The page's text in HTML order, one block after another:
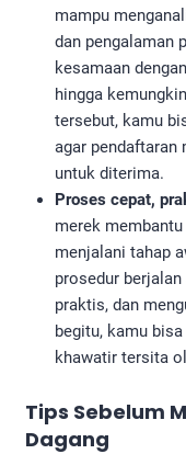
mampu
dan pengalaman
kesamaan
hingga
tersebut, kamu
agar pendaftaran
untuk diterima.
Proses cepat,
merek
menjalani tahap
prosedur
praktis, dan
begitu, kamu
khawatir tersita
Tips Sebelum
Dagang